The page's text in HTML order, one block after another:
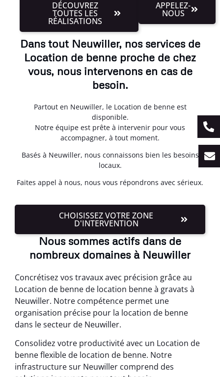
DÉCOUVREZ
TOUTES LES
RÉALISATIONS
APPELEZ-
NOUS
Dans tout Neuwiller, nos services de
Location de benne proche de chez
vous, nous intervenons en cas de
besoin.
Partout en Neuwiller, le Location de benne est
disponible.
Notre équipe est prête à intervenir pour vous
accompagner, à tout moment.
Basés à Neuwiller, nous connaissons bien les besoins
locaux.
Faites appel à nous, nous vous répondrons avec sérieux.
CHOISISSEZ VOTRE ZONE
D'INTERVENTION
Nous sommes actifs dans de
nombreux domaines à Neuwiller
Concrétisez vos travaux avec précision grâce au
Location de benne de location benne à gravats à
Neuwiller. Notre compétence permet une
organisation précise pour la location de benne
dans le secteur de Neuwiller.
Consolidez votre productivité avec un Location de
benne flexible de location de benne. Notre
infrastructure sur Neuwiller comprend des